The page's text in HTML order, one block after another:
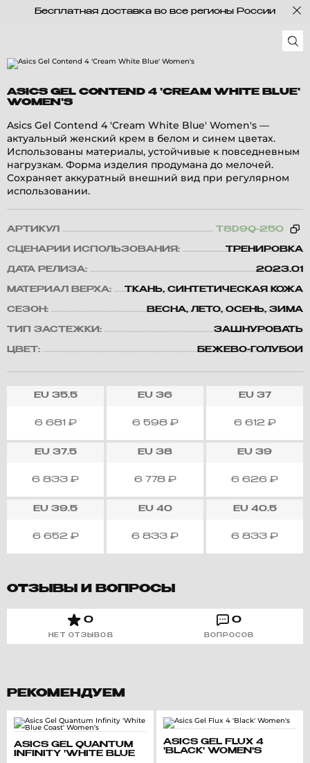
Бесплатная доставка во все регионы России
ASICS GEL CONTEND 4 'CREAM WHITE BLUE'
WOMEN'S
Asics Gel Contend 4 'Cream White Blue' Women's —
актуальный женский крем в белом и синем цветах.
Использованы материалы, устойчивые к повседневным
нагрузкам. Форма изделия продумана до мелочей.
Сохраняет аккуратный внешний вид при регулярном
использовании.
АРТИКУЛ T8D9Q-250
СЦЕНАРИЙ ИСПОЛЬЗОВАНИЯ: ТРЕНИРОВКА
ДАТА РЕЛИЗА: 2023.01
МАТЕРИАЛ ВЕРХА: ТКАНЬ, СИНТЕТИЧЕСКАЯ КОЖА
СЕЗОН: ВЕСНА, ЛЕТО, ОСЕНЬ, ЗИМА
ТИП ЗАСТЕЖКИ: ЗАШНУРОВАТЬ
ЦВЕТ: БЕЖЕВО-ГОЛУБОЙ
EU35.5
6 681 ₽
EU 36
6 598 ₽
EU37
6 612 ₽
EU37.5
6 833 ₽
EU 38
6 778 ₽
EU 39
6 626 ₽
EU 39.5
6 652 ₽
EU40
6 833 ₽
EU40.5
6 833 ₽
ОТЗЫВЫ И ВОПРОСЫ
0
НЕТ ОТЗЫВОВ
0
ВОПРОСОВ
РЕКОМЕНДУЕМ
ASICS GEL QUANTUM
INFINITY 'WHITE BLUE
ASICS GEL FLUX 4
'BLACK' WOMEN'S